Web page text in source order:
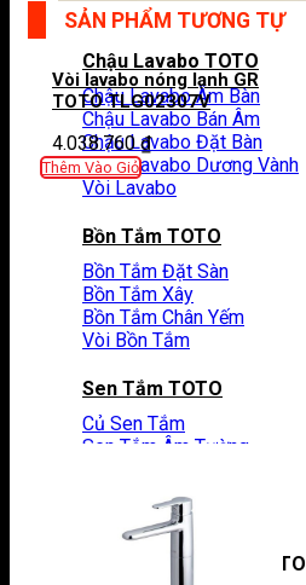
Chậu Lavabo TOTO
Chậu Lavabo Âm Bàn
Chậu Lavabo Bán Âm
Chậu Lavabo Đặt Bàn
Chậu Lavabo Dương Vành
Vòi Lavabo
Bồn Tắm TOTO
Bồn Tắm Đặt Sàn
Bồn Tắm Xây
Bồn Tắm Chân Yếm
Vòi Bồn Tắm
Sen Tắm TOTO
Củ Sen Tắm
Sen Tắm Âm Tường
Van Điều Chỉnh
Sen Cây TOTO
Phụ Kiện Nhà Tắm TOTO
SẢN PHẨM TƯƠNG TỰ
Vòi lavabo nóng lạnh GR
TOTO TLG02307V
4.038.760₫
Thêm Vào Giỏ